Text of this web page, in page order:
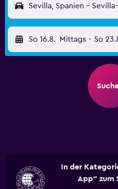
Sevilla, Spanien -
So 16.8. Mittags - So
In der
App“ zum